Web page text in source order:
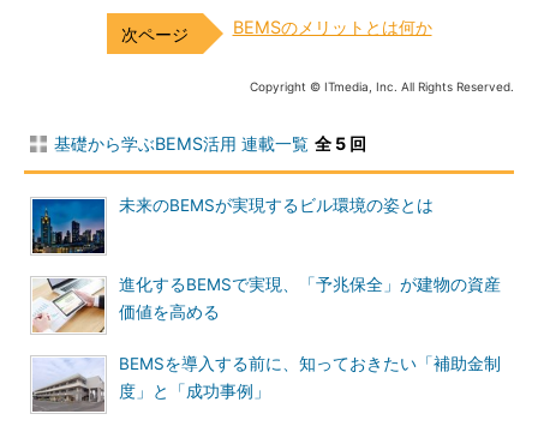
BEMSのメリットとは何か
Copyright © ITmedia, Inc. All Rights Reserved.
基礎から学ぶBEMS活用 連載一覧 全 5 回
未来のBEMSが実現するビル環境の姿とは
進化するBEMSで実現、「予兆保全」が建物の資産
価値を高める
BEMSを導入する前に、知っておきたい「補助金制
度」と「成功事例」